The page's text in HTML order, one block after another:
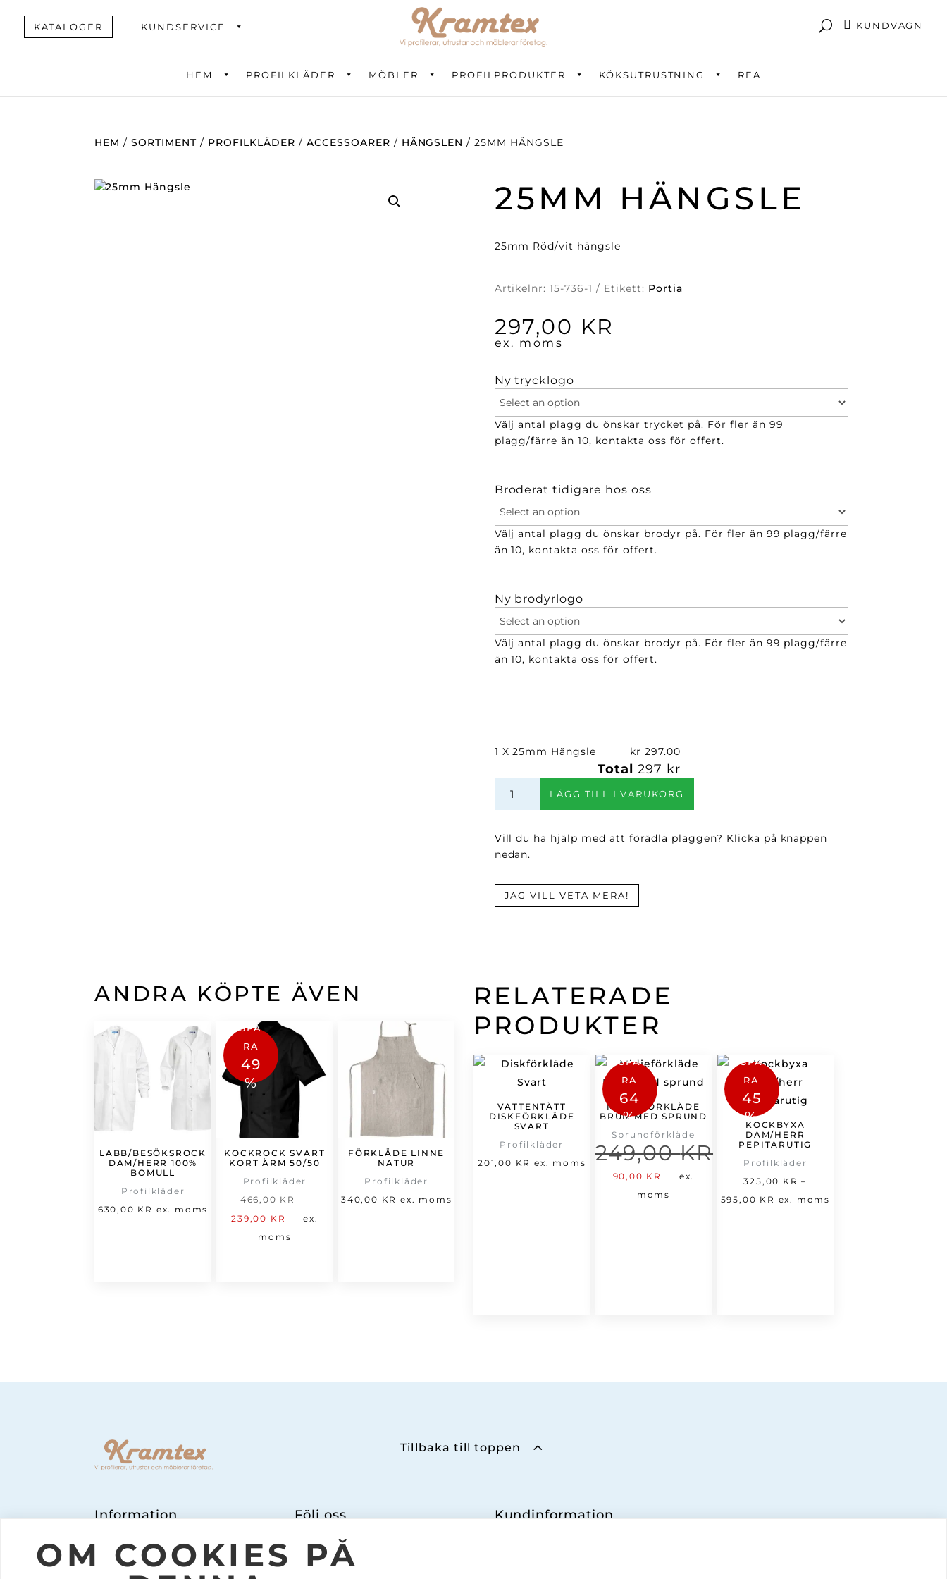
OM COOKIES PÅ
KATALOGER KUNDSERVICE KUNDVAGN
HEM PROFILKLÄDER MÖBLER PROFILPRODUKTER KÖKSUTRUSTNING REA
Produktsökning
HEM /SORTIMENT / PROFILKLÄDER / ACCESSOARER / HÄNGSLEN / 25MM HÄNGSLE
25MM HÄNGSLE
25mm Röd/vit hängsle
Artikelnr:15-736-1 Etikett: Portia
297,00 KR
ex. moms
Ny trycklogo
Välj antal plagg du önskar trycket på. För fler än 99
plagg/färre än 10, kontakta oss för offert.
Broderat tidigare hos oss
Välj antal plagg du önskar brodyr på. För fler än 99 plagg/färre
än 10, kontakta oss för offert.
Ny brodyrlogo
Välj antal plagg du önskar brodyr på. För fler än 99 plagg/färre
än 10, kontakta oss för offert.
1 X 25mm Hängsle kr 297.00
Total 297 kr
Hängsle
LÄGG TILL I VARUKORG
Vill du ha hjälp med att förädla plaggen? Klicka på knappen
nedan.
JAG VILL VETA MERA!
ANDRA KÖPTE ÄVEN
LABB/BESÖKSROCK
DAM/HERR 100%
BOMULL
Profilkläder
630,00 KR ex. moms
SPA
RA
49
%
KOCKROCK SVART
KORT ÄRM 50/50
Profilkläder
466,00KR
ursprungliga
239,00 KR
Det
ex.
moms
FÖRKLÄDE LINNE
NATUR
Profilkläder
340,00 KR ex. moms
RELATERADE
PRODUKTER
VATTENTÄTT
DISKFÖRKLÄDE
SVART
Profilkläder
201,00 KR ex. moms
SPA
RA
64
%
MIDJEFÖRKLÄDE
BRUN MED SPRUND
Sprundförkläde
249,00KR
Det
ursprungliga
90,00 KR
Det
ex.
moms
SPA
RA
45
%
KOCKBYXA
DAM/HERR
PEPITARUTIG
Profilkläder
325,00 KR –
595,00 KR Prisintervall:
ex. moms
Tillbaka till toppen
Information
JOBBA PÅ KRAMTEX
Följ oss
INSTAGRAM
Kundinformation